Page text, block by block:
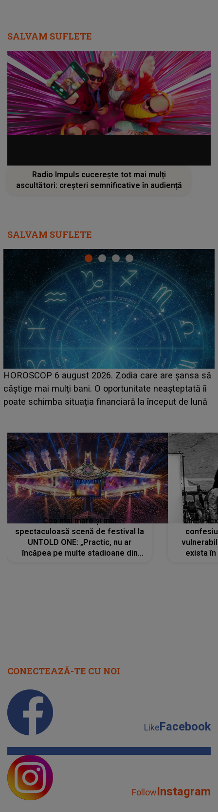
SALVAM SUFLETE
Radio Impuls cucerește tot mai mulți
ascultători: creșteri semnificative în audiență
SALVAM SUFLETE
LINE-UP UNTOLD ONE, prima zi. Cine sunt artiștii
care deschid festivalul și de la ce ore au loc cele mai
așteptate concerte pe scena principală?
Cea mai mare și mai
spectaculoasă scenă de festival la
UNTOLD ONE: „Practic, nu ar
încăpea pe multe stadioane din
Charli
exista
CONECTEAZĂ-TE CU NOI
LikeFacebook
FollowInstagram